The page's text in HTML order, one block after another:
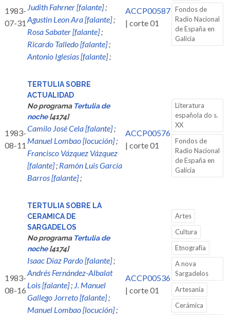
1983-
07-31
Judith Fahrner [falante];
Agustin Leon Ara [falante];
Rosa Sabater [falante];
Ricardo Talledo [falante];
Antonio Iglesias [falante];
ACCP00587
| corte 01
Fondos de
Radio Nacional
de España en
Galicia
1983-
08-11
TERTULIA SOBRE
ACTUALIDAD
No programa Tertulia de
noche[4174]
Camilo José Cela [falante];
Manuel Lombao [locución];
Francisco Vázquez Vázquez
[falante]; Ramón Luis García
Barros [falante];
ACCP00576
| corte 01
Literatura
española do s.
XX
Fondos de
Radio Nacional
de España en
Galicia
1983-
08-16
TERTULIA SOBRE LA
CERAMICA DE
SARGADELOS
No programa Tertulia de
noche[4174]
Isaac Díaz Pardo [falante];
Andrés Fernández-Albalat
Lois [falante]; J. Manuel
Gallego Jorreto [falante];
Manuel Lombao [locución];
ACCP00536
| corte 01
Artes
Cultura
Etnografía
A nova
Sargadelos
Artesanía
Cerámica